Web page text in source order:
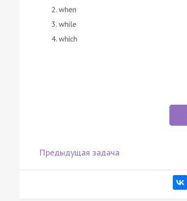
when
while
which
Предыдущая задача